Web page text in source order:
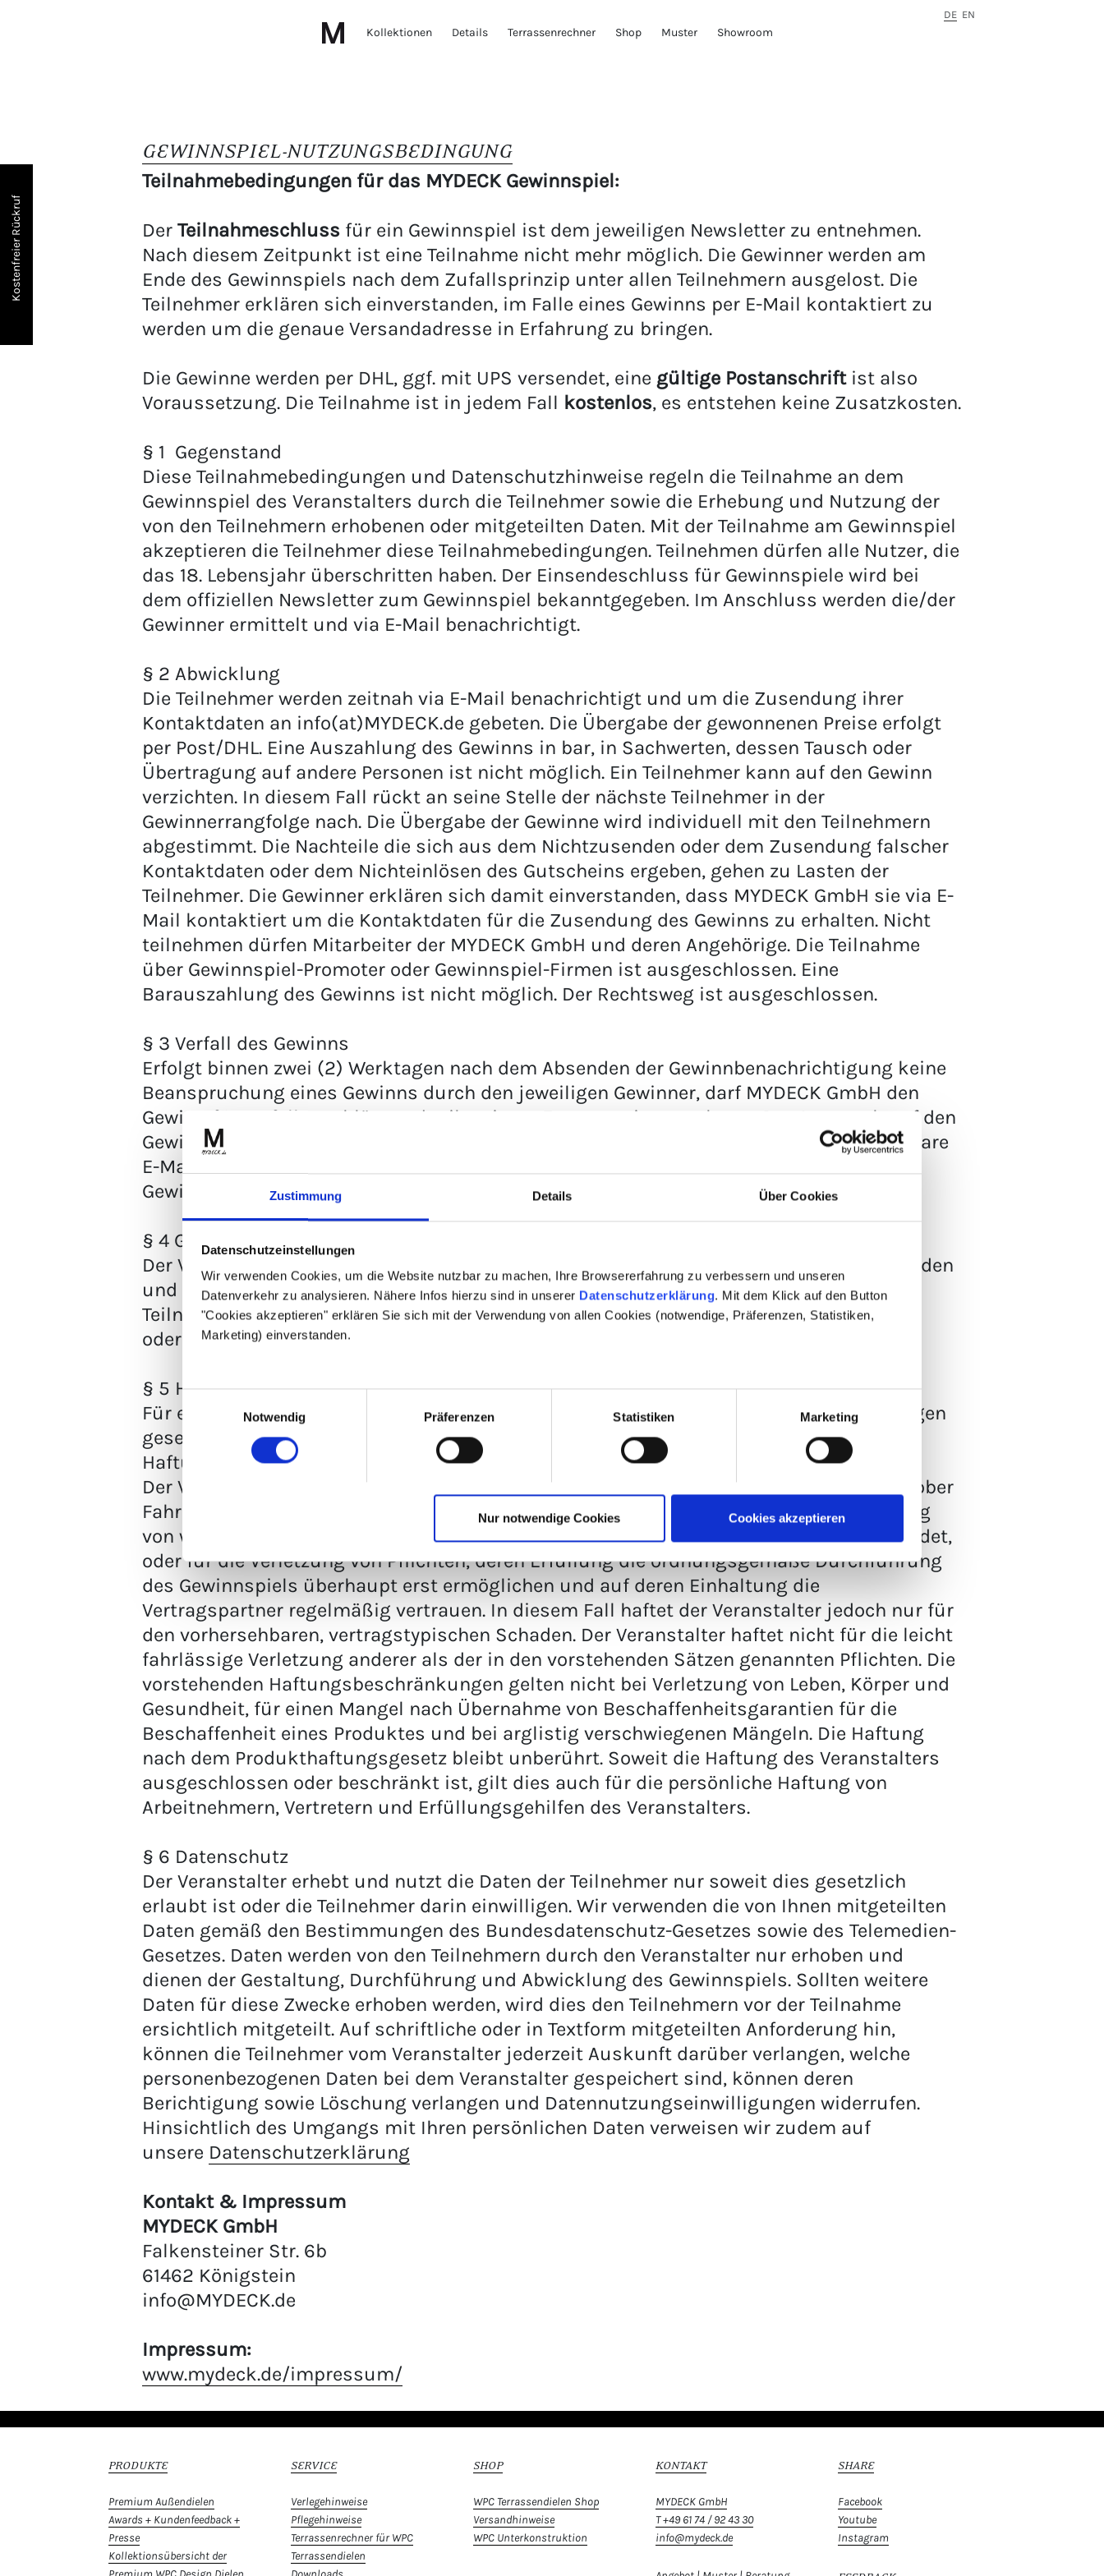
Zustimmung Details Über Cookies
Datenschutzeinstellungen
Wir verwenden Cookies, um die Website nutzbar zu machen, Ihre Browsererfahrung zu verbessern und unseren
Datenverkehr zu analysieren. Nähere Infos hierzu sind in unserer Datenschutzerklärung. Mit dem Klick auf den Button
"Cookies akzeptieren" erklären Sie sich mit der Verwendung von allen Cookies (notwendige, Präferenzen, Statistiken,
Marketing) einverstanden.
Notwendig
Präferenzen Statistiken Marketing
Nur notwendige Cookies Cookies akzeptieren
DE EN
Kollektionen Details Terrassenrechner Shop Muster Showroom
GEWINNSPIEL-NUTZUNGSBEDINGUNG
Teilnahmebedingungen für das MYDECK Gewinnspiel:
Der Teilnahmeschluss für ein Gewinnspiel ist dem jeweiligen Newsletter zu entnehmen.
Nach diesem Zeitpunkt ist eine Teilnahme nicht mehr möglich. Die Gewinner werden am
Ende des Gewinnspiels nach dem Zufallsprinzip unter allen Teilnehmern ausgelost. Die
Teilnehmer erklären sich einverstanden, im Falle eines Gewinns per E-Mail kontaktiert zu
werden um die genaue Versandadresse in Erfahrung zu bringen.
Die Gewinne werden per DHL, ggf. mit UPS versendet, eine gültige Postanschriftist also
Voraussetzung. Die Teilnahme ist in jedem Fall kostenlos, es entstehen keine Zusatzkosten.
§ 1 Gegenstand
Diese Teilnahmebedingungen und Datenschutzhinweise regeln die Teilnahme an dem
Gewinnspiel des Veranstalters durch die Teilnehmer sowie die Erhebung und Nutzung der
von den Teilnehmern erhobenen oder mitgeteilten Daten. Mit der Teilnahme am Gewinnspiel
akzeptieren die Teilnehmer diese Teilnahmebedingungen. Teilnehmen dürfen alle Nutzer, die
das 18. Lebensjahr überschritten haben. Der Einsendeschluss für Gewinnspiele wird bei
dem offiziellen Newsletter zum Gewinnspiel bekanntgegeben. Im Anschluss werden die/der
Gewinner ermittelt und via E-Mail benachrichtigt.
§ 2 Abwicklung
Die Teilnehmer werden zeitnah via E-Mail benachrichtigt und um die Zusendung ihrer
Kontaktdaten an info(at)MYDECK.de gebeten. Die Übergabe der gewonnenen Preise erfolgt
per Post/DHL. Eine Auszahlung des Gewinns in bar, in Sachwerten, dessen Tausch oder
Übertragung auf andere Personen ist nicht möglich. Ein Teilnehmer kann auf den Gewinn
verzichten. In diesem Fall rückt an seine Stelle der nächste Teilnehmer in der
Gewinnerrangfolge nach. Die Übergabe der Gewinne wird individuell mit den Teilnehmern
abgestimmt. Die Nachteile die sich aus dem Nichtzusenden oder dem Zusendung falscher
Kontaktdaten oder dem Nichteinlösen des Gutscheins ergeben, gehen zu Lasten der
Teilnehmer. Die Gewinner erklären sich damit einverstanden, dass MYDECK GmbH sie via E-
Mail kontaktiert um die Kontaktdaten für die Zusendung des Gewinns zu erhalten. Nicht
teilnehmen dürfen Mitarbeiter der MYDECK GmbH und deren Angehörige. Die Teilnahme
über Gewinnspiel-Promoter oder Gewinnspiel-Firmen ist ausgeschlossen. Eine
Barauszahlung des Gewinns ist nicht möglich. Der Rechtsweg ist ausgeschlossen.
§ 3 Verfall des Gewinns
Erfolgt binnen zwei (2) Werktagen nach dem Absenden der Gewinnbenachrichtigung keine
Beanspruchung eines Gewinns durch den jeweiligen Gewinner, darf MYDECK GmbH den
Gewinn für verfallen erklären oder ihn einem Ersatzgewinner zulosen. Der Anspruch auf den
Gewinn verfällt zudem, wenn der ausgeloste Teilnehmer eine falsche bzw. nicht erreichbare
E-Mail-Adresse bzw Postadresse angegeben hat. In diesem Fall wird die Auslosung des
Gewinns wiederholt.
§ 4 Gewährleistungsausschluss
Der Veranstalter weist darauf hin, dass das Gewinnspiel aufgrund von äußeren Umständen
und Zwängen beendet oder entfernt werden kann, ohne dass hieraus Ansprüche der
Teilnehmer gegenüber dem Veranstalter entstehen. Hierzu können technische Probleme
oder Regeländerungen gehören.
§ 5 Haftung
Für eine Haftung des Veranstalters auf Schadensersatz gelten unbeschadet der sonstigen
gesetzlichen Anspruchsvoraussetzungen gemäß dieser Ziffer 5 folgende
Haftungsausschlüsse und Haftungsbegrenzungen:
Der Veranstalter haftet unbeschränkt, soweit die Schadensursache auf Vorsatz oder grober
Fahrlässigkeit beruht. Ferner haftet der Veranstalter für die leicht fahrlässige Verletzung
von wesentlichen Pflichten, deren Verletzung die Erreichung des Vertragszwecks gefährdet,
oder für die Verletzung von Pflichten, deren Erfüllung die ordnungsgemäße Durchführung
des Gewinnspiels überhaupt erst ermöglichen und auf deren Einhaltung die
Vertragspartner regelmäßig vertrauen. In diesem Fall haftet der Veranstalter jedoch nur für
den vorhersehbaren, vertragstypischen Schaden. Der Veranstalter haftet nicht für die leicht
fahrlässige Verletzung anderer als der in den vorstehenden Sätzen genannten Pflichten. Die
vorstehenden Haftungsbeschränkungen gelten nicht bei Verletzung von Leben, Körper und
Gesundheit, für einen Mangel nach Übernahme von Beschaffenheitsgarantien für die
Beschaffenheit eines Produktes und bei arglistig verschwiegenen Mängeln. Die Haftung
nach dem Produkthaftungsgesetz bleibt unberührt. Soweit die Haftung des Veranstalters
ausgeschlossen oder beschränkt ist, gilt dies auch für die persönliche Haftung von
Arbeitnehmern, Vertretern und Erfüllungsgehilfen des Veranstalters.
§ 6 Datenschutz
Der Veranstalter erhebt und nutzt die Daten der Teilnehmer nur soweit dies gesetzlich
erlaubt ist oder die Teilnehmer darin einwilligen. Wir verwenden die von Ihnen mitgeteilten
Daten gemäß den Bestimmungen des Bundesdatenschutz-Gesetzes sowie des Telemedien-
Gesetzes. Daten werden von den Teilnehmern durch den Veranstalter nur erhoben und
dienen der Gestaltung, Durchführung und Abwicklung des Gewinnspiels. Sollten weitere
Daten für diese Zwecke erhoben werden, wird dies den Teilnehmern vor der Teilnahme
ersichtlich mitgeteilt. Auf schriftliche oder in Textform mitgeteilten Anforderung hin,
können die Teilnehmer vom Veranstalter jederzeit Auskunft darüber verlangen, welche
personenbezogenen Daten bei dem Veranstalter gespeichert sind, können deren
Berichtigung sowie Löschung verlangen und Datennutzungseinwilligungen widerrufen.
Hinsichtlich des Umgangs mit Ihren persönlichen Daten verweisen wir zudem auf
unsere Datenschutzerklärung
Kontakt & Impressum
MYDECK GmbH
Falkensteiner Str. 6b
61462 Königstein
info@MYDECK.de
Impressum:
www.mydeck.de/impressum/
PRODUKTE
Premium Außendielen
Awards + Kundenfeedback +
Presse
Kollektionsübersicht der
SERVICE
Verlegehinweise
Pflegehinweise
Terrassenrechner für WPC
Terrassendielen
SHOP
WPC Terrassendielen Shop
Versandhinweise
WPC Unterkonstruktion
KONTAKT
MYDECK GmbH
T +49 61 74 / 92 43 30
info@mydeck.de
SHARE
Facebook
Youtube
Instagram
Kostenfreier Rückruf